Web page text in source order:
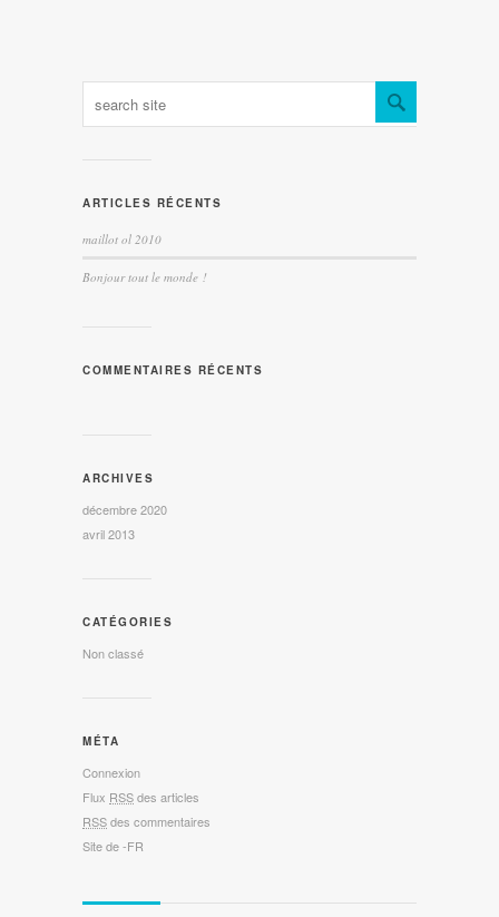
ARTICLES RÉCENTS
maillot ol 2010
Bonjour tout le monde !
COMMENTAIRES RÉCENTS
ARCHIVES
décembre 2020
avril 2013
CATÉGORIES
Non classé
MÉTA
Connexion
Flux RSSdes articles
RSSdes commentaires
Site de -FR